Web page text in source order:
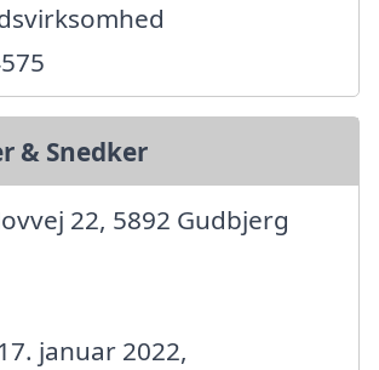
& Snedker
22, 5892 Gudbjerg
januar 2022,